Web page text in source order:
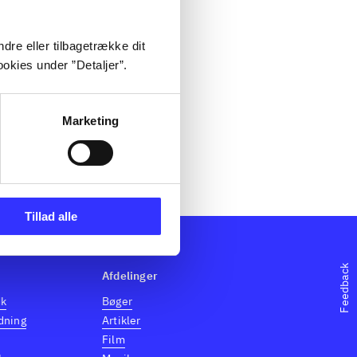
eller tilbagetrække dit
under ”Detaljer”.
Marketing
Tillad alle
Feedback
Afdelinger
Bøger
Artikler
Film